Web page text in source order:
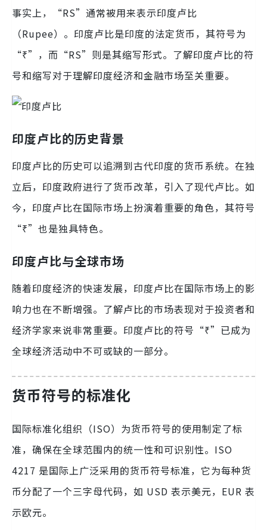
事实上，“RS”通常被用来表示印度卢比
（Rupee）。印度卢比是印度的法定货币，其符号为
“₹”，而“RS”则是其缩写形式。了解印度卢比的符
号和缩写对于理解印度经济和金融市场至关重要。
印度卢比的历史背景
印度卢比的历史可以追溯到古代印度的货币系统。在独
立后，印度政府进行了货币改革，引入了现代卢比。如
今，印度卢比在国际市场上扮演着重要的角色，其符号
“₹”也是独具特色。
印度卢比与全球市场
随着印度经济的快速发展，印度卢比在国际市场上的影
响力也在不断增强。了解卢比的市场表现对于投资者和
经济学家来说非常重要。印度卢比的符号“₹”已成为
全球经济活动中不可或缺的一部分。
货币符号的标准化
国际标准化组织（ISO）为货币符号的使用制定了标
准，确保在全球范围内的统一性和可识别性。ISO
4217 是国际上广泛采用的货币符号标准，它为每种货
币分配了一个三字母代码，如 USD 表示美元，EUR 表
示欧元。